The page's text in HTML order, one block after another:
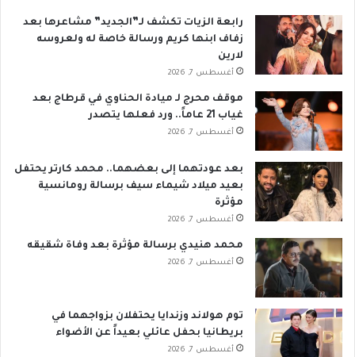
رابعة الزيات تكشف لـ”الجديد” مشاعرها بعد
زفاف ابنها كريم ورسالة خاصة له ولعروسه
لارين
أغسطس 7, 2026
موقف محرج لـ ميادة الحناوي في قرطاج بعد
غياب 21 عاماً.. ورد فعلها يتصدر
أغسطس 7, 2026
بعد عودتهما إلى بعضهما.. محمد كارتر يحتفل
بعيد ميلاد شيماء سيف برسالة رومانسية
مؤثرة
أغسطس 7, 2026
محمد هنيدي برسالة مؤثرة بعد وفاة شقيقه
أغسطس 7, 2026
توم هولاند وزندايا يحتفلان بزواجهما في
بريطانيا بحفل عائلي بعيداً عن الأضواء
أغسطس 7, 2026